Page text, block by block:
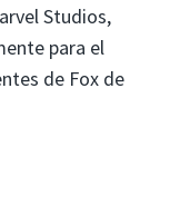
Studios,
para el
de Fox de